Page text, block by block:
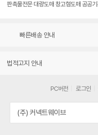
빠른배송 안내
법적고지 안내
PC버전 로그인
(주) 커넥트웨이브